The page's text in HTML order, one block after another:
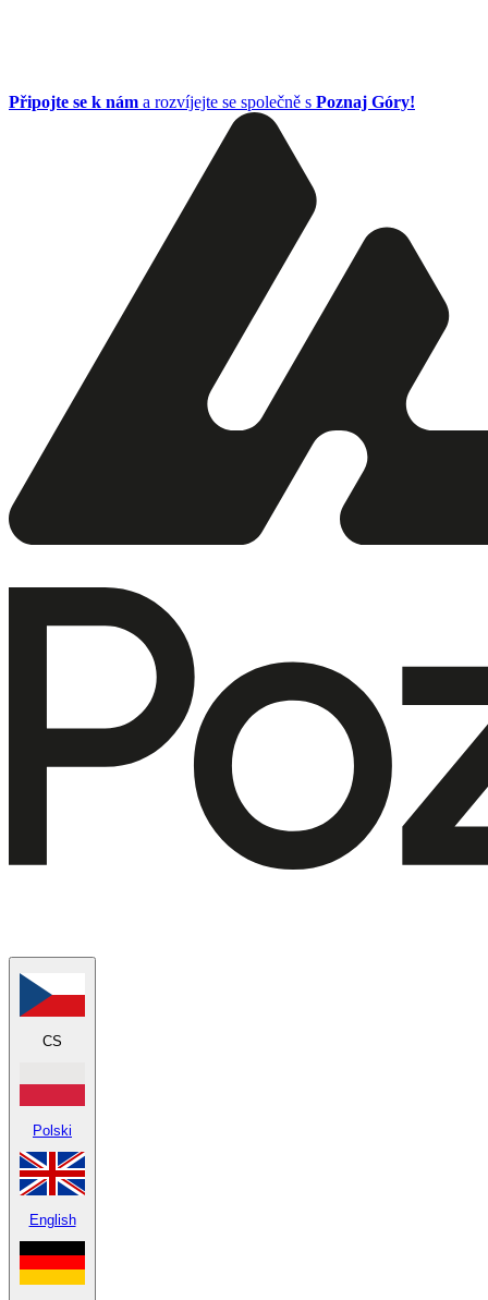
Připojte se k nám a rozvíjejte se společně s Poznaj Góry!
CS
Polski
English